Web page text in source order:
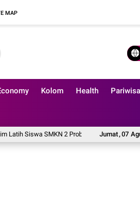
MAP
Kolom Health
Jumat,07
SMKN 2 Probolinggo lewat SolidWorks dan